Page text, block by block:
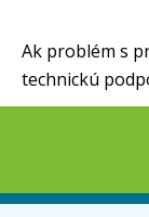
Ak problém s
technickú